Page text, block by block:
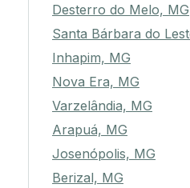
Desterro do Melo, MG
Santa Bárbara do
Inhapim, MG
Nova Era, MG
Varzelândia, MG
Arapuá, MG
Josenópolis, MG
Berizal, MG